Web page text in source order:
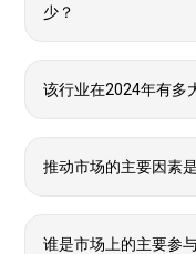
少？
该行业在2024年有多
推动市场的主要因素
谁是市场上的主要参